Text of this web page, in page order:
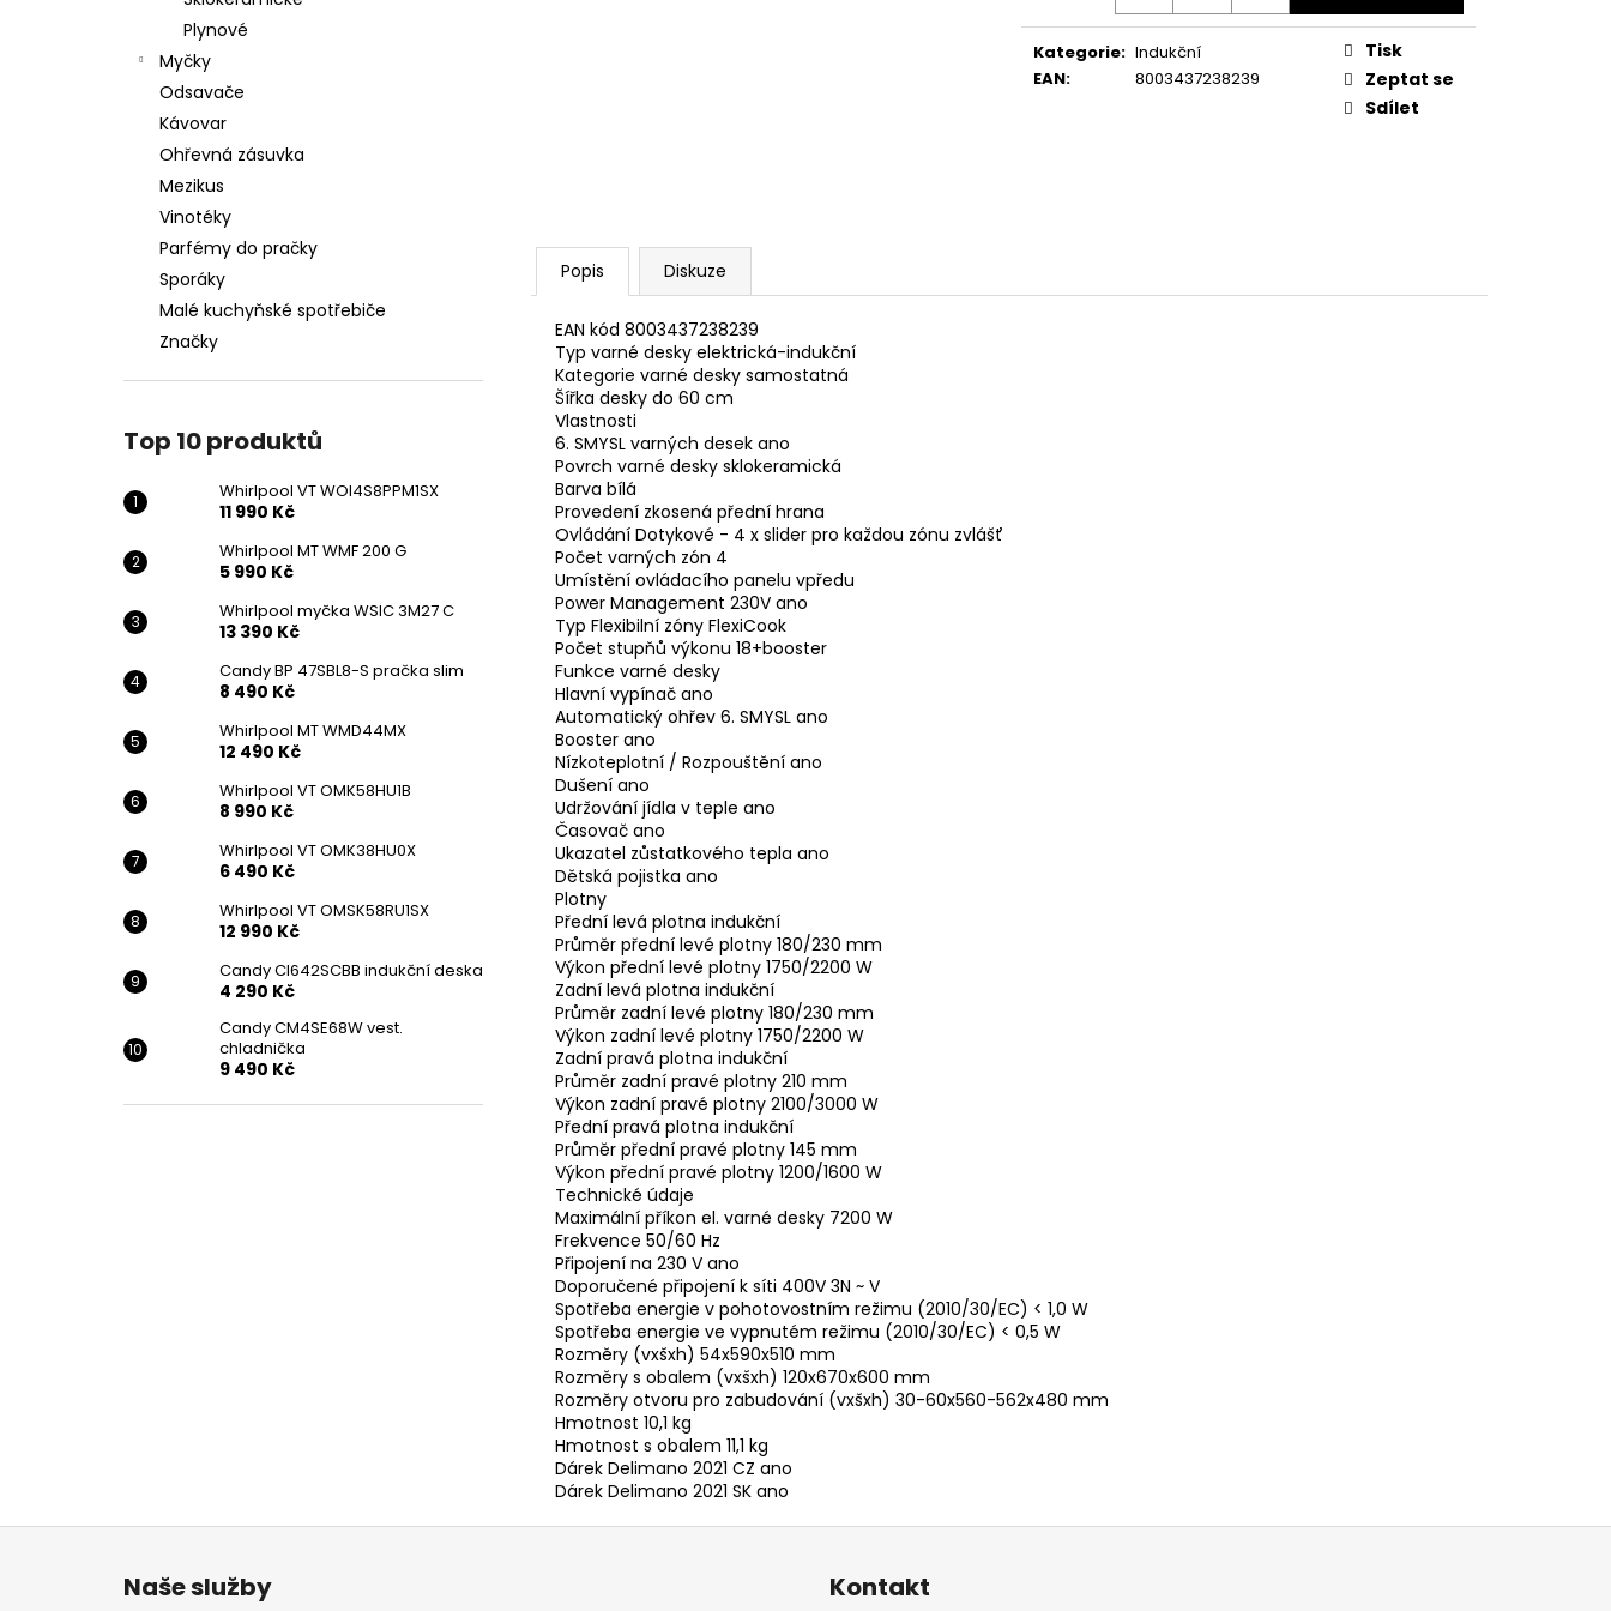
Plynové
Myčky
Odsavače
Kávovar
Ohřevná zásuvka
Mezikus
Vinotéky
Parfémy do pračky
Sporáky
Malé kuchyňské spotřebiče
Značky
Top 10 produktů
Whirlpool VT WOI4S8PPM1SX
11 990 Kč
Whirlpool MT WMF 200 G
5 990 Kč
Whirlpool myčka WSIC 3M27 C
13 390 Kč
Candy BP 47SBL8-S pračka slim
8 490 Kč
Whirlpool MT WMD44MX
12 490 Kč
Whirlpool VT OMK58HU1B
8 990 Kč
Whirlpool VT OMK38HU0X
6 490 Kč
Whirlpool VT OMSK58RU1SX
12 990 Kč
Candy CI642SCBB indukční deska
4 290 Kč
Candy CM4SE68W vest.
chladnička
9 490 Kč
Kategorie: Indukční
EAN: 8003437238239
Tisk
Zeptat se
Sdílet
Popis Diskuze
EAN kód 8003437238239
Typ varné desky elektrická-indukční
Kategorie varné desky samostatná
Šířka desky do 60 cm
Vlastnosti
6. SMYSL varných desek ano
Povrch varné desky sklokeramická
Barva bílá
Provedení zkosená přední hrana
Ovládání Dotykové - 4 x slider pro každou zónu zvlášť
Počet varných zón 4
Umístění ovládacího panelu vpředu
Power Management 230V ano
Typ Flexibilní zóny FlexiCook
Počet stupňů výkonu 18+booster
Funkce varné desky
Hlavní vypínač ano
Automatický ohřev 6. SMYSL ano
Booster ano
Nízkoteplotní / Rozpouštění ano
Dušení ano
Udržování jídla v teple ano
Časovač ano
Ukazatel zůstatkového tepla ano
Dětská pojistka ano
Plotny
Přední levá plotna indukční
Průměr přední levé plotny 180/230 mm
Výkon přední levé plotny 1750/2200 W
Zadní levá plotna indukční
Průměr zadní levé plotny 180/230 mm
Výkon zadní levé plotny 1750/2200 W
Zadní pravá plotna indukční
Průměr zadní pravé plotny 210 mm
Výkon zadní pravé plotny 2100/3000 W
Přední pravá plotna indukční
Průměr přední pravé plotny 145 mm
Výkon přední pravé plotny 1200/1600 W
Technické údaje
Maximální příkon el. varné desky 7200 W
Frekvence 50/60 Hz
Připojení na 230 V ano
Doporučené připojení k síti 400V 3N ~ V
Spotřeba energie v pohotovostním režimu (2010/30/EC) < 1,0 W
Spotřeba energie ve vypnutém režimu (2010/30/EC) < 0,5 W
Rozměry (vxšxh) 54x590x510 mm
Rozměry s obalem (vxšxh) 120x670x600 mm
Rozměry otvoru pro zabudování (vxšxh) 30-60x560-562x480 mm
Hmotnost 10,1 kg
Hmotnost s obalem 11,1 kg
Dárek Delimano 2021 CZ ano
Dárek Delimano 2021 SK ano
WHIRLPOOL VT WOI4S8PPM1SX
11 990 Kč
Z
Naše služby Kontakt